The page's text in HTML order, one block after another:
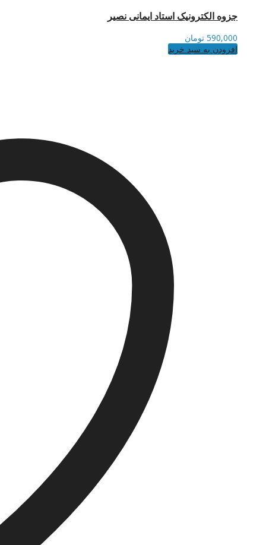
جزوه الکترونیک استاد ایمانی نصیر
590,000 تومان
افزودن به سبد خرید